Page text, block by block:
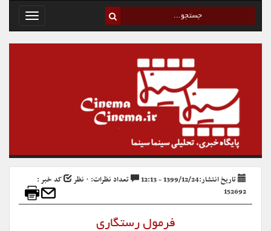
Toggle
تاریخ انتشار:1399/12/24 - 12:13 تعداد نظرات: ۰ نظر
کد خبر :
152692
فرمول رستگاری